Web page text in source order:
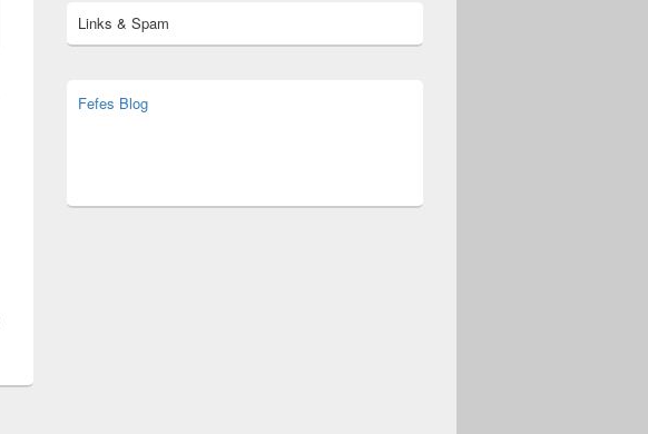
Links & Spam
Fefes Blog